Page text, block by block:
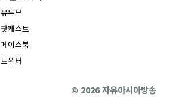
유투브
팟캐스트
페이스북
트위터
© 2026 자유아시아방송